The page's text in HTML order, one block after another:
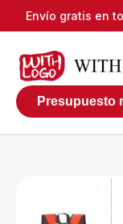
Envío gratis en
Presupuesto